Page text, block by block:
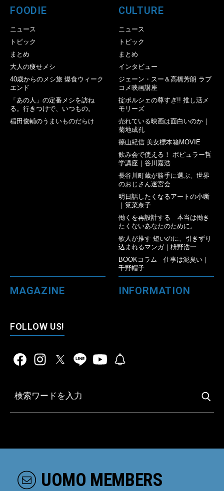
FOODIE
ニュース
トピック
まとめ
大人の痩せメシ
40歳からのメシ旅 爆食ウィーク
エンド
「あの人」の定番メシを訪ね
る。行きつけで、いつもの。
稲田俊輔のうまいものだらけ
CULTURE
ニュース
トピック
まとめ
インタビュー
ジェーン・スー＆高橋芳朗 ラブ
コメ映画講座
掟ポルシェの尊すぎ!! 推し活メ
モリーズ
売れている映画は面白いのか｜
菊地成孔
篠山紀信 美女標本箱MOVIE
飲み会で使える！ ポピュラー哲
学講座｜谷川嘉浩
長谷川町蔵が勝手に選ぶ、世界
のおじさん迷宮会
明日話したくなるアートの小噺
｜筧菜奈子
働くを再設計する 本当は働き
たくないあなたのために。
歌人が推す 短いのに、引きずり
込まれるマンガ｜枡野浩一
BOOKコラム 仕事は泥臭い｜
千野帽子
MAGAZINE INFORMATION
FOLLOW US!
UOMO MEMBERS